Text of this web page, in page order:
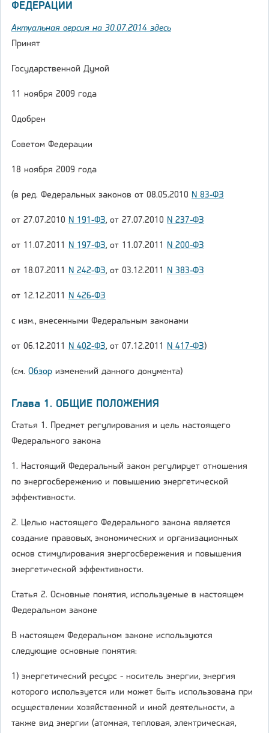
ФЕДЕРАЦИИ
Актуальная версия на 30.07.2014 здесь
Принят
Государственной Думой
11 ноября 2009 года
Одобрен
Советом Федерации
18 ноября 2009 года
(в ред. Федеральных законов от 08.05.2010 N 83-ФЗ
от 27.07.2010 N 191-ФЗ, от 27.07.2010 N 237-ФЗ
от 11.07.2011 N 197-ФЗ, от 11.07.2011 N 200-ФЗ
от 18.07.2011 N 242-ФЗ, от 03.12.2011 N 383-ФЗ
от 12.12.2011 N 426-ФЗ
с изм., внесенными Федеральным законами
от 06.12.2011 N 402-ФЗ, от 07.12.2011 N 417-ФЗ)
(см. Обзор изменений данного документа)
Глава 1. ОБЩИЕ ПОЛОЖЕНИЯ
Статья 1. Предмет регулирования и цель настоящего
Федерального закона
1. Настоящий Федеральный закон регулирует отношения
по энергосбережению и повышению энергетической
эффективности.
2. Целью настоящего Федерального закона является
создание правовых, экономических и организационных
основ стимулирования энергосбережения и повышения
энергетической эффективности.
Статья 2. Основные понятия, используемые в настоящем
Федеральном законе
В настоящем Федеральном законе используются
следующие основные понятия:
1) энергетический ресурс - носитель энергии, энергия
которого используется или может быть использована при
осуществлении хозяйственной и иной деятельности, а
также вид энергии (атомная, тепловая, электрическая,